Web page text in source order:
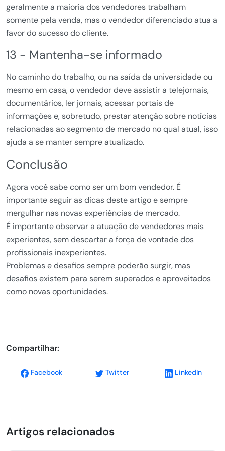
geralmente a maioria dos vendedores trabalham
somente pela venda, mas o vendedor diferenciado atua a
favor do sucesso do cliente.
13 - Mantenha-se informado
No caminho do trabalho, ou na saída da universidade ou
mesmo em casa, o vendedor deve assistir a telejornais,
documentários, ler jornais, acessar portais de
informações e, sobretudo, prestar atenção sobre notícias
relacionadas ao segmento de mercado no qual atual, isso
ajuda a se manter sempre atualizado.
Conclusão
Agora você sabe como ser um bom vendedor. É
importante seguir as dicas deste artigo e sempre
mergulhar nas novas experiências de mercado.
É importante observar a atuação de vendedores mais
experientes, sem descartar a força de vontade dos
profissionais inexperientes.
Problemas e desafios sempre poderão surgir, mas
desafios existem para serem superados e aproveitados
como novas oportunidades.
Compartilhar:
Facebook Twitter LinkedIn
Artigos relacionados